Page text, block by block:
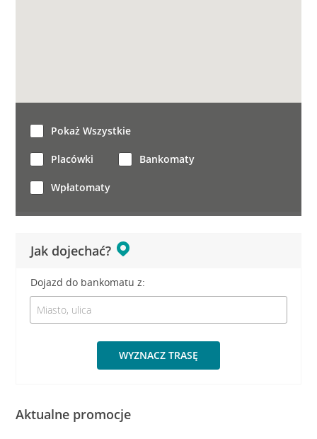
Jak dojechać?
Dojazd do bankomatu z:
WYZNACZ TRASĘ
Pokaż Wszystkie
Placówki Bankomaty
Wpłatomaty
Aktualne promocje